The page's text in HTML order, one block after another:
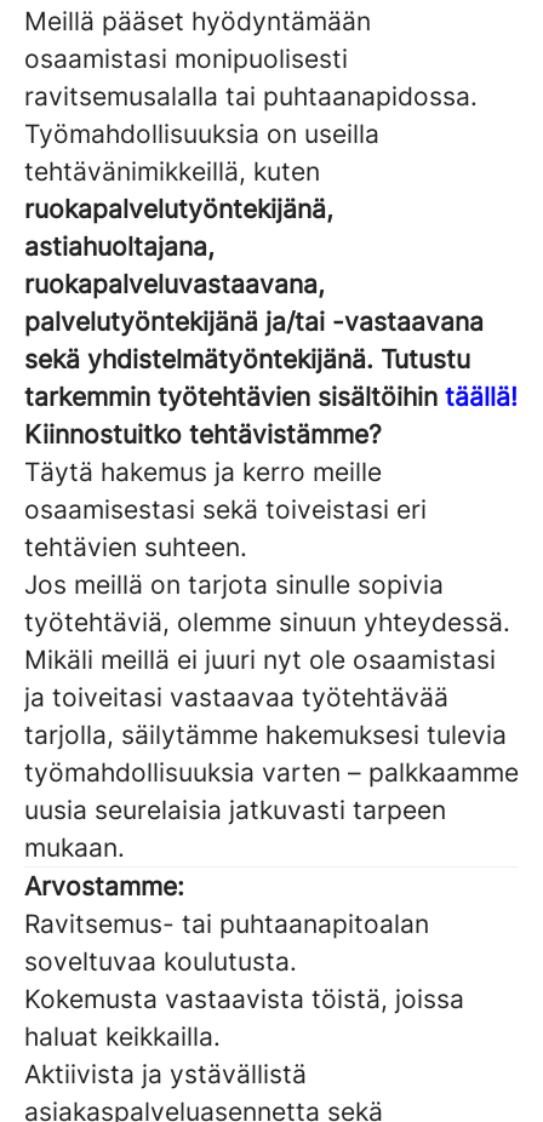
Meillä pääset hyödyntämään
osaamistasi monipuolisesti
ravitsemusalalla tai puhtaanapidossa.
Työmahdollisuuksia on useilla
tehtävänimikkeillä, kuten
ruokapalvelutyöntekijänä,
astiahuoltajana,
ruokapalveluvastaavana,
palvelutyöntekijänä ja/tai -vastaavana
sekä yhdistelmätyöntekijänä. Tutustu
tarkemmin työtehtävien sisältöihin täällä!
Kiinnostuitko tehtävistämme?
Täytä hakemus ja kerro meille
osaamisestasi sekä toiveistasi eri
tehtävien suhteen.
Jos meillä on tarjota sinulle sopivia
työtehtäviä, olemme sinuun yhteydessä.
Mikäli meillä ei juuri nyt ole osaamistasi
ja toiveitasi vastaavaa työtehtävää
tarjolla, säilytämme hakemuksesi tulevia
työmahdollisuuksia varten – palkkaamme
uusia seurelaisia jatkuvasti tarpeen
mukaan.
Arvostamme:
Ravitsemus- tai puhtaanapitoalan
soveltuvaa koulutusta.
Kokemusta vastaavista töistä, joissa
haluat keikkailla.
Aktiivista ja ystävällistä
asiakaspalveluasennetta sekä